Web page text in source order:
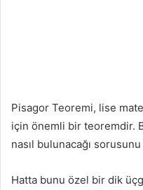
Pisagor Teoremi, lise
için önemli bir teoremdir.
nasıl bulunacağı
Hatta bunu özel bir dik